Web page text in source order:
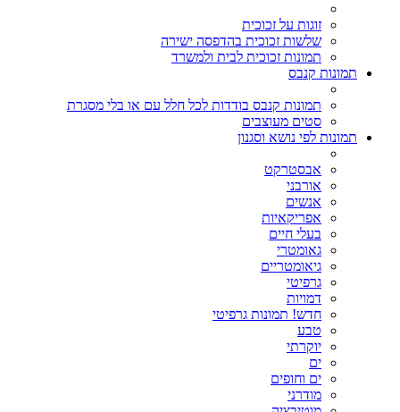
זוגות על זכוכית
שלשות זכוכית בהדפסה ישירה
תמונות זכוכית לבית ולמשרד
תמונות קנבס
תמונות קנבס בודדות לכל חלל עם או בלי מסגרת
סטים מעוצבים
תמונות לפי נושא וסגנון
אבסטרקט
אורבני
אנשים
אפריקאיות
בעלי חיים
גאומטרי
גיאומטריים
גרפיטי
דמויות
חדש! תמונות גרפיטי
טבע
יוקרתי
ים
ים וחופים
מודרני